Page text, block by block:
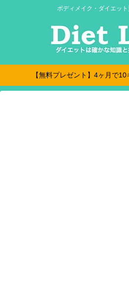
ボディメイク・ダイエッ
【無料プレゼント】4ヶ月で